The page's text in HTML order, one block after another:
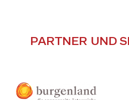
PARTNER UND